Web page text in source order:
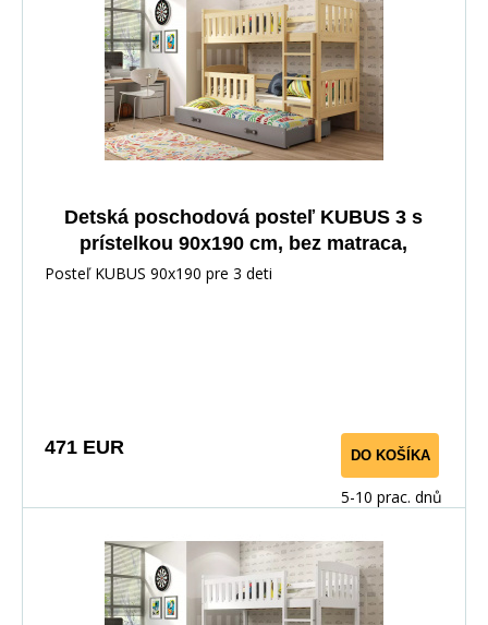
Detská poschodová posteľ KUBUS 3 s
prístelkou 90x190 cm, bez matraca,
Prírodná/Grafitová
Posteľ KUBUS 90x190 pre 3 deti
471 EUR DO KOŠÍKA
5-10 prac. dnů